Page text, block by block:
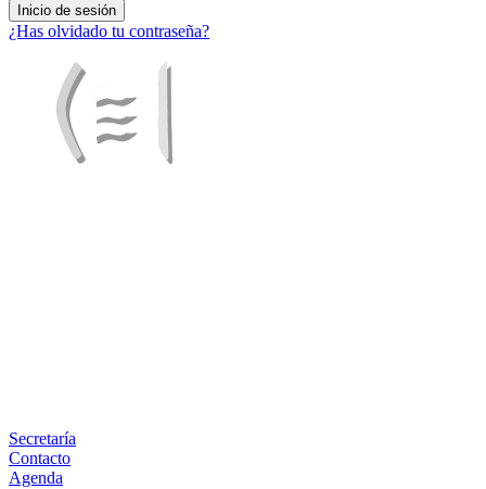
¿Has olvidado tu contraseña?
Secretaría
Contacto
Agenda